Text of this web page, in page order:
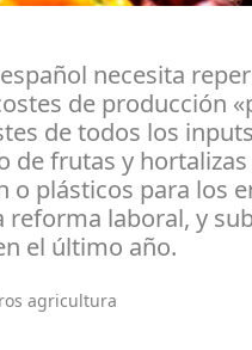
necesita
de producción
de todos los
de frutas y hortalizas
o plásticos para los
reforma laboral, y
el último año.
agricultura